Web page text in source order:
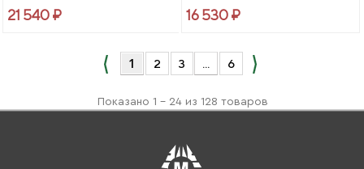
21 540 ₽ 16 530 ₽
1 2 3 ... 6
Показано 1 - 24 из 128 товаров